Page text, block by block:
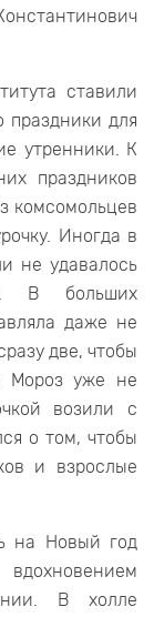
ставили
праздники для
утренники. К
праздников
комсомольцев
Иногда в
не удавалось
В больших
даже не
две, чтобы
Мороз уже не
возили с
о том, чтобы
и взрослые
на Новый год
В холле